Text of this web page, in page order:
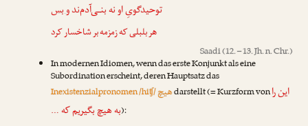
توحیدگویِ او نه بنـی‌آدم‌ندو بس
هر بلبلی که زمزمه بر شاخسار کرد
Saadi(12. – 13. Jh. n. Chr.)
In modernen Idiomen, wenn das erste Konjunkt als eine
Subordination erscheint, deren Hauptsatz das
Inexistenzialpronomen /hiʧ/هیچdarstellt (= Kurzform vonاین را
به هیچ بگیریم که …):